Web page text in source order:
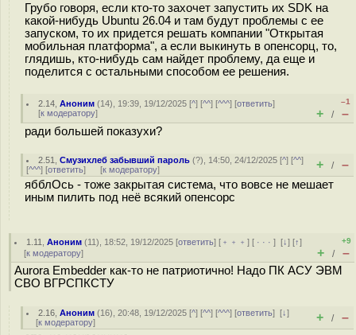
Грубо говоря, если кто-то захочет запустить их SDK на
какой-нибудь Ubuntu 26.04 и там будут проблемы с ее
запуском, то их придется решать компании "Открытая
мобильная платформа", а если выкинуть в опенсорц, то,
глядишь, кто-нибудь сам найдет проблему, да еще и
поделится с остальными способом ее решения.
2.14 ,Аноним (14), 19:39, 19/12/2025 [^] [^^] [^^^] [ответить]
[к модератору]
–1
+ / –
ради большей показухи?
2.51 ,Смузихлеб забывший пароль (?), 14:50, 24/12/2025 [^] [^^]
[^^^] [ответить] [к модератору] + / –
ябблОсь - тоже закрытая система, что вовсе не мешает
иным пилить под неё всякий опенсорс
1.11 ,Аноним (11), 18:52, 19/12/2025 [ответить] [ ﹢﹢﹢] [ · · ·][↓] [↑]
[к модератору]
+9
+ / –
Aurora Embedder как-то не патриотично! Надо ПК АСУ ЭВМ
СВО ВГРСПКСТУ
2.16 ,Аноним (16), 20:48, 19/12/2025 [^] [^^] [^^^] [ответить][↓]
[к модератору] + / –